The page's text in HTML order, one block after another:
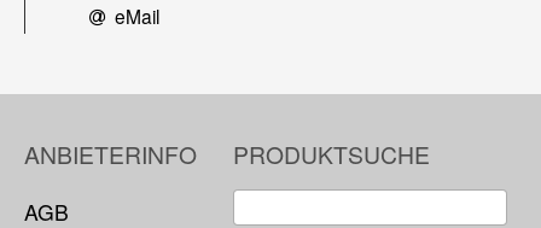
eMail
ANBIETERINFO
AGB
PRODUKTSUCHE